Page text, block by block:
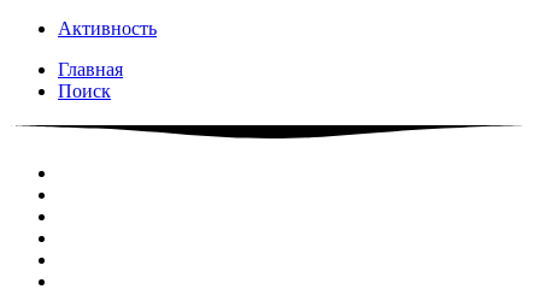
Активность
Главная
Поиск